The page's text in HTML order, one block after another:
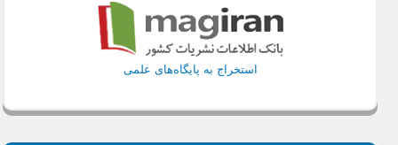
استخراج به پایگاه‌های علمی